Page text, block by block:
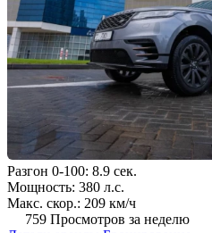
Разгон 0-100: 8.9 сек.
Мощность: 380 л.с.
Макс. скор.: 209 км/ч
759 Просмотров за неделю